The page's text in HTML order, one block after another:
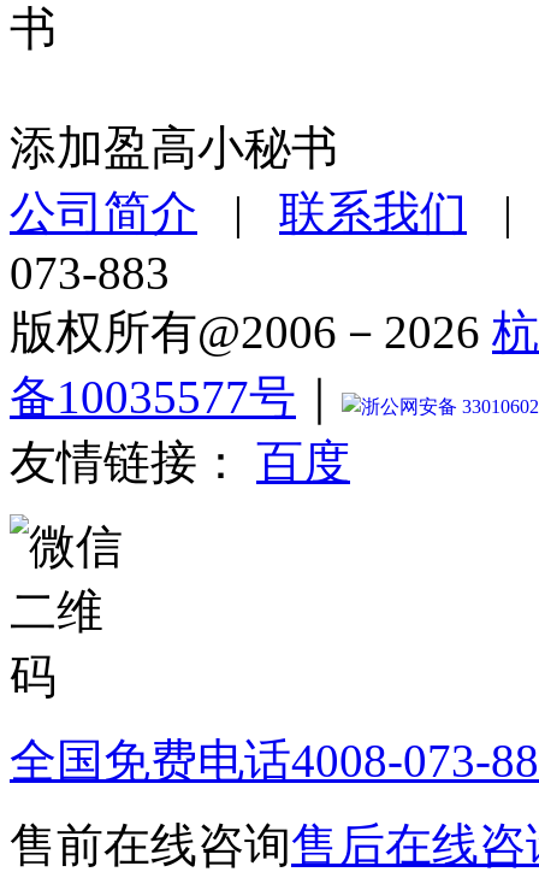
添加盈高小秘书
公司简介 | 联系我们
073-883
版权所有@2006－2026
备10035577号
浙公网安备
友情链接： 百度
全国免费电话4008-073-
售前在线咨询售后在线咨